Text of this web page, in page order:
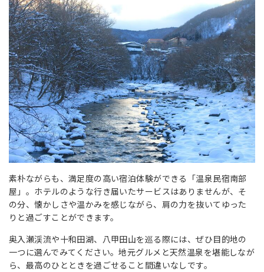
素朴ながらも、満足度の高い宿泊体験ができる「温泉民宿南部
屋」。ホテルのような行き届いたサービスはありませんが、そ
の分、懐かしさや温かみを感じながら、肩の力を抜いてゆった
りと過ごすことができます。
奥入瀬渓流や十和田湖、八甲田山を巡る際には、ぜひ目的地の
一つに選んでみてください。地元グルメと天然温泉を堪能しなが
ら、最高のひとときを過ごせること間違いなしです。